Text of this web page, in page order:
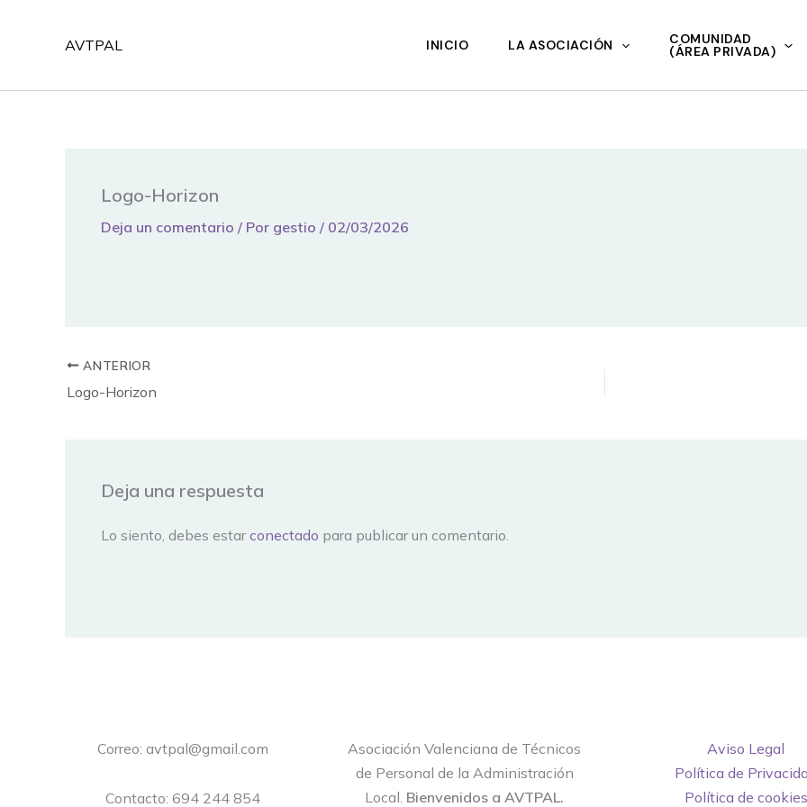
AVTPAL INICIO LA ASOCIACIÓN COMUNIDAD
(ÁREA PRIVADA)
Logo-Horizon
Deja un comentario / Por gestio / 02/03/2026
ANTERIOR
Logo-Horizon
Deja una respuesta
Lo siento, debes estarconectado para publicar un comentario.
Correo: avtpal@gmail.com
Contacto: 694 244 854
Asociación Valenciana de Técnicos
de Personal de la Administración
Local. Bienvenidos a AVTPAL.
Aviso Legal
Política de
Política de cookies